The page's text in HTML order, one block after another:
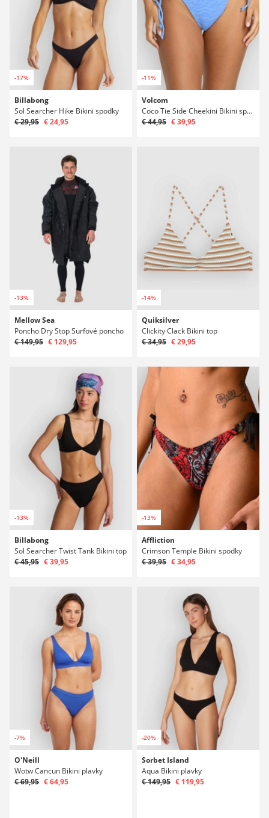
-17%
Billabong
Sol Searcher Hike Bikini spodky
€ 29,95 € 24,95
-11%
Volcom
Coco Tie Side Cheekini Bikini spodky
€ 44,95 € 39,95
-13%
Mellow Sea
Poncho Dry Stop Surfové poncho
€ 149,95 € 129,95
-14%
Quiksilver
Clickity Clack Bikini top
€ 34,95 € 29,95
-13%
Billabong
Sol Searcher Twist Tank Bikini top
€ 45,95 € 39,95
-13%
Affliction
Crimson Temple Bikini spodky
€ 39,95 € 34,95
-7%
O'Neill
Wotw Cancun Bikini plavky
€ 69,95 € 64,95
-20%
Sorbet Island
Aqua Bikini plavky
€ 149,95 € 119,95